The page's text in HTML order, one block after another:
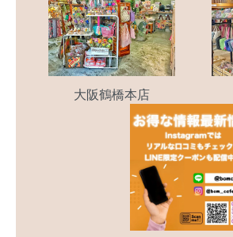
大阪鶴橋本店